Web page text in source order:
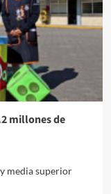
millones de
media superior